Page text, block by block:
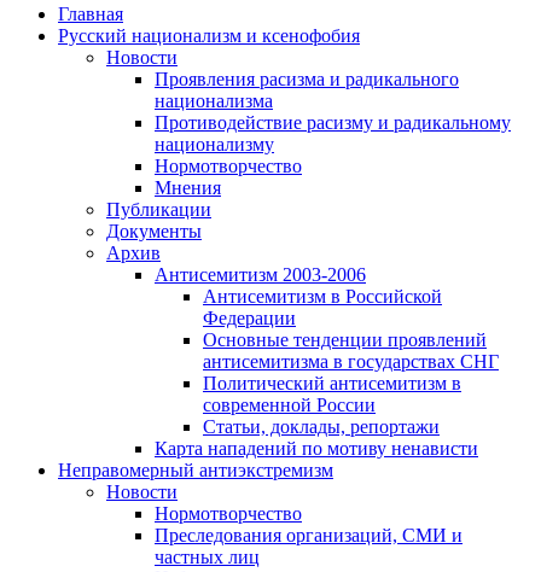
Главная
Русский национализм и ксенофобия
Новости
Проявления расизма и радикального
национализма
Противодействие расизму и радикальному
национализму
Нормотворчество
Мнения
Публикации
Документы
Архив
Антисемитизм 2003-2006
Антисемитизм в Российской
Федерации
Основные тенденции проявлений
антисемитизма в государствах СНГ
Политический антисемитизм в
современной России
Статьи, доклады, репортажи
Карта нападений по мотиву ненависти
Неправомерный антиэкстремизм
Новости
Нормотворчество
Преследования организаций, СМИ и
частных лиц